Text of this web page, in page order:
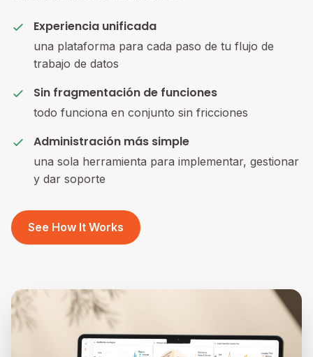
Experiencia unificada
una plataforma para cada paso de tu flujo de
trabajo de datos
Sin fragmentación de funciones
todo funciona en conjunto sin fricciones
Administración más simple
una sola herramienta para implementar, gestionar
y dar soporte
See How It Works